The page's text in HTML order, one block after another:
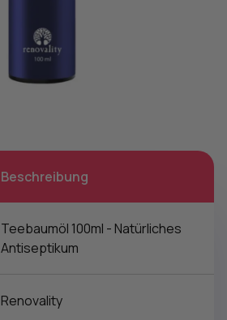
Beschreibung
Teebaumöl 100ml - Natürliches
Antiseptikum
Renovality